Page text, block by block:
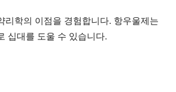
리학의 이점을 경험합니다. 항우울제는
십대를 도울 수 있습니다.